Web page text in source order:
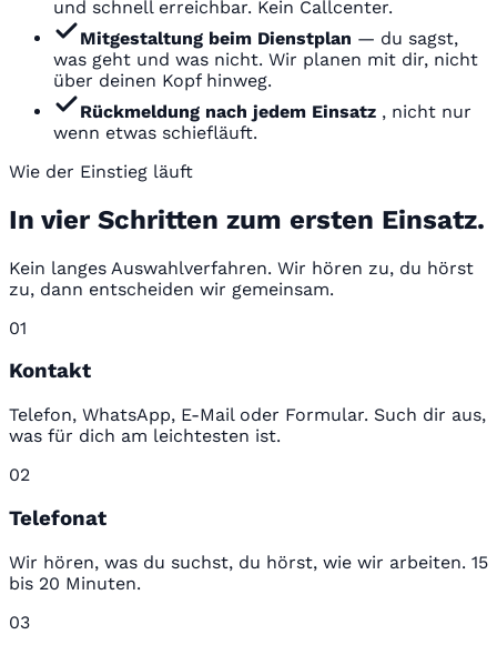
und schnell erreichbar. Kein Callcenter.
Mitgestaltung beim Dienstplan — du sagst,
was geht und was nicht. Wir planen mit dir, nicht
über deinen Kopf hinweg.
Rückmeldung nach jedem Einsatz , nicht nur
wenn etwas schiefläuft.
Wie der Einstieg läuft
In vier Schritten zum ersten Einsatz.
Kein langes Auswahlverfahren. Wir hören zu, du hörst
zu, dann entscheiden wir gemeinsam.
01
Kontakt
Telefon, WhatsApp, E-Mail oder Formular. Such dir aus,
was für dich am leichtesten ist.
02
Telefonat
Wir hören, was du suchst, du hörst, wie wir arbeiten. 15
bis 20 Minuten.
03